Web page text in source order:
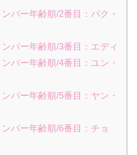
バー年齢順/2番目：パク・
バー年齢順/3番目：エディ
バー年齢順/4番目：ユン・
バー年齢順/5番目：ヤン・
バー年齢順/6番目：チョ